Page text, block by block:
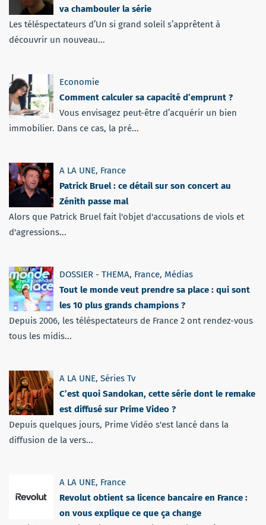
va chambouler la série
Les téléspectateurs d’Un si grand soleil s’apprêtent à
découvrir un nouveau...
Economie
Comment calculer sa capacité d’emprunt ?
Vous envisagez peut-être d’acquérir un bien
immobilier. Dans ce cas, la pré...
A LA UNE, France
Patrick Bruel : ce détail sur son concert au
Zénith passe mal
Alors que Patrick Bruel fait l'objet d'accusations de viols et
d'agressions...
DOSSIER - THEMA, France, Médias
Tout le monde veut prendre sa place : qui sont
les 10 plus grands champions ?
Depuis 2006, les téléspectateurs de France 2 ont rendez-vous
tous les midis...
A LA UNE, Séries Tv
C’est quoi Sandokan, cette série dont le remake
est diffusé sur Prime Video ?
Depuis quelques jours, Prime Vidéo s'est lancé dans la
diffusion de la vers...
A LA UNE, France
Revolut obtient sa licence bancaire en France :
on vous explique ce que ça change